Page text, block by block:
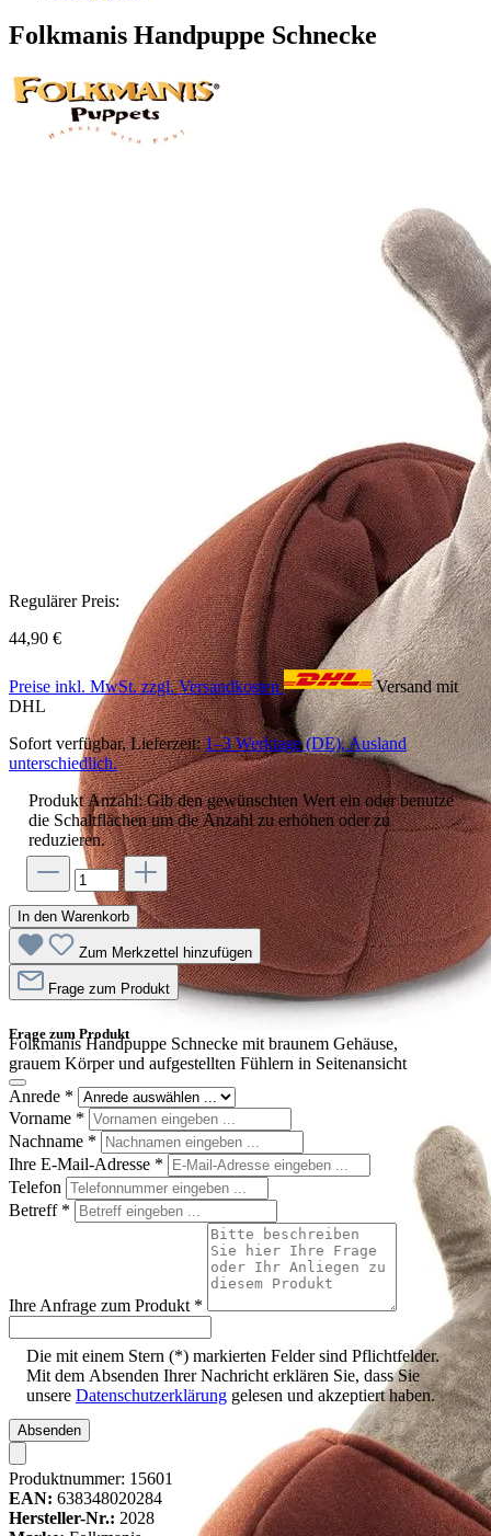
Folkmanis Handpuppe Schnecke
Folkmanis Handpuppe Schnecke mit braunem Gehäuse,
grauem Körper und aufgestellten Fühlern in Seitenansicht
Regulärer Preis:
44,90 €
Preise inkl. MwSt. zzgl. Versandkosten
Versand mit
DHL
Sofort verfügbar, Lieferzeit:1–3 Werktage (DE), Ausland
unterschiedlich.
Produkt Anzahl: Gib den gewünschten Wert ein oder benutze
die Schaltflächen um die Anzahl zu erhöhen oder zu
reduzieren.
In den Warenkorb
Zum Merkzettel hinzufügen
Frage zum Produkt
Frage zum Produkt
Anrede *
Vorname *
Nachname *
Ihre E-Mail-Adresse *
Telefon
Betreff *
Ihre Anfrage zum Produkt *
Die mit einem Stern (*) markierten Felder sind Pflichtfelder.
Mit dem Absenden Ihrer Nachricht erklären Sie, dass Sie
unsere Datenschutzerklärung gelesen und akzeptiert haben.
Absenden
Produktnummer: 15601
EAN: 638348020284
Hersteller-Nr.: 2028